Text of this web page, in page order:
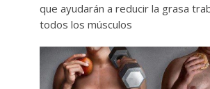
que ayudarán a reducir la grasa
todos los músculos